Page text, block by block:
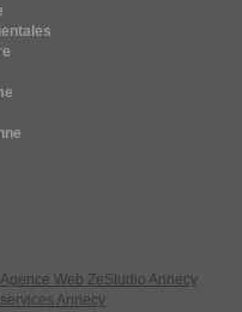
Web ZeStudio Annecy
Annecy